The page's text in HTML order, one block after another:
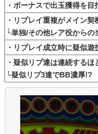
・ボーナスで出玉獲得を目
・リプレイ重複がメイン契
└単独/その他レア役からの
・リプレイ成立時に疑似
・疑似リプ連は連続するほ
└疑似リプ3連でBB濃厚!?